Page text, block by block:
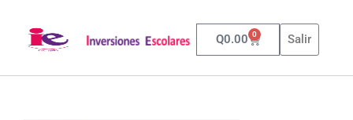
Q0.00 0 Salir